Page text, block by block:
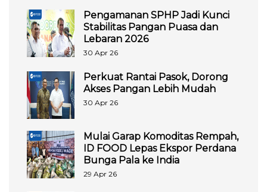
Pengamanan SPHP Jadi Kunci
Stabilitas Pangan Puasa dan
Lebaran 2026
30 Apr 26
Perkuat Rantai Pasok, Dorong
Akses Pangan Lebih Mudah
30 Apr 26
Mulai Garap Komoditas Rempah,
ID FOOD Lepas Ekspor Perdana
Bunga Pala ke India
29 Apr 26